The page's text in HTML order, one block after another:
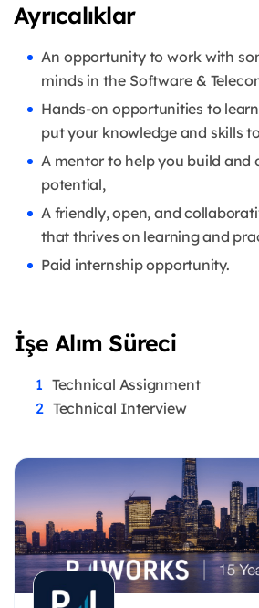
Ayrıcalıklar
An opportunity to work with
minds in the Software &
Hands-on opportunities to
put your knowledge and skills
A mentor to help you build and
potential,
A friendly, open, and
that thrives on learning and
Paid internship opportunity.
İşe Alım Süreci
Technical Assignment
Technical Interview